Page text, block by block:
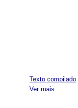
Ver mais...
Texto compilado